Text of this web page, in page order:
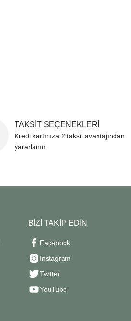
TAKSİT SEÇENEKLERİ
Kredi kartınıza 2 taksit avantajından
yararlanın.
BİZİ TAKİP EDİN
Facebook
Instagram
Twitter
YouTube